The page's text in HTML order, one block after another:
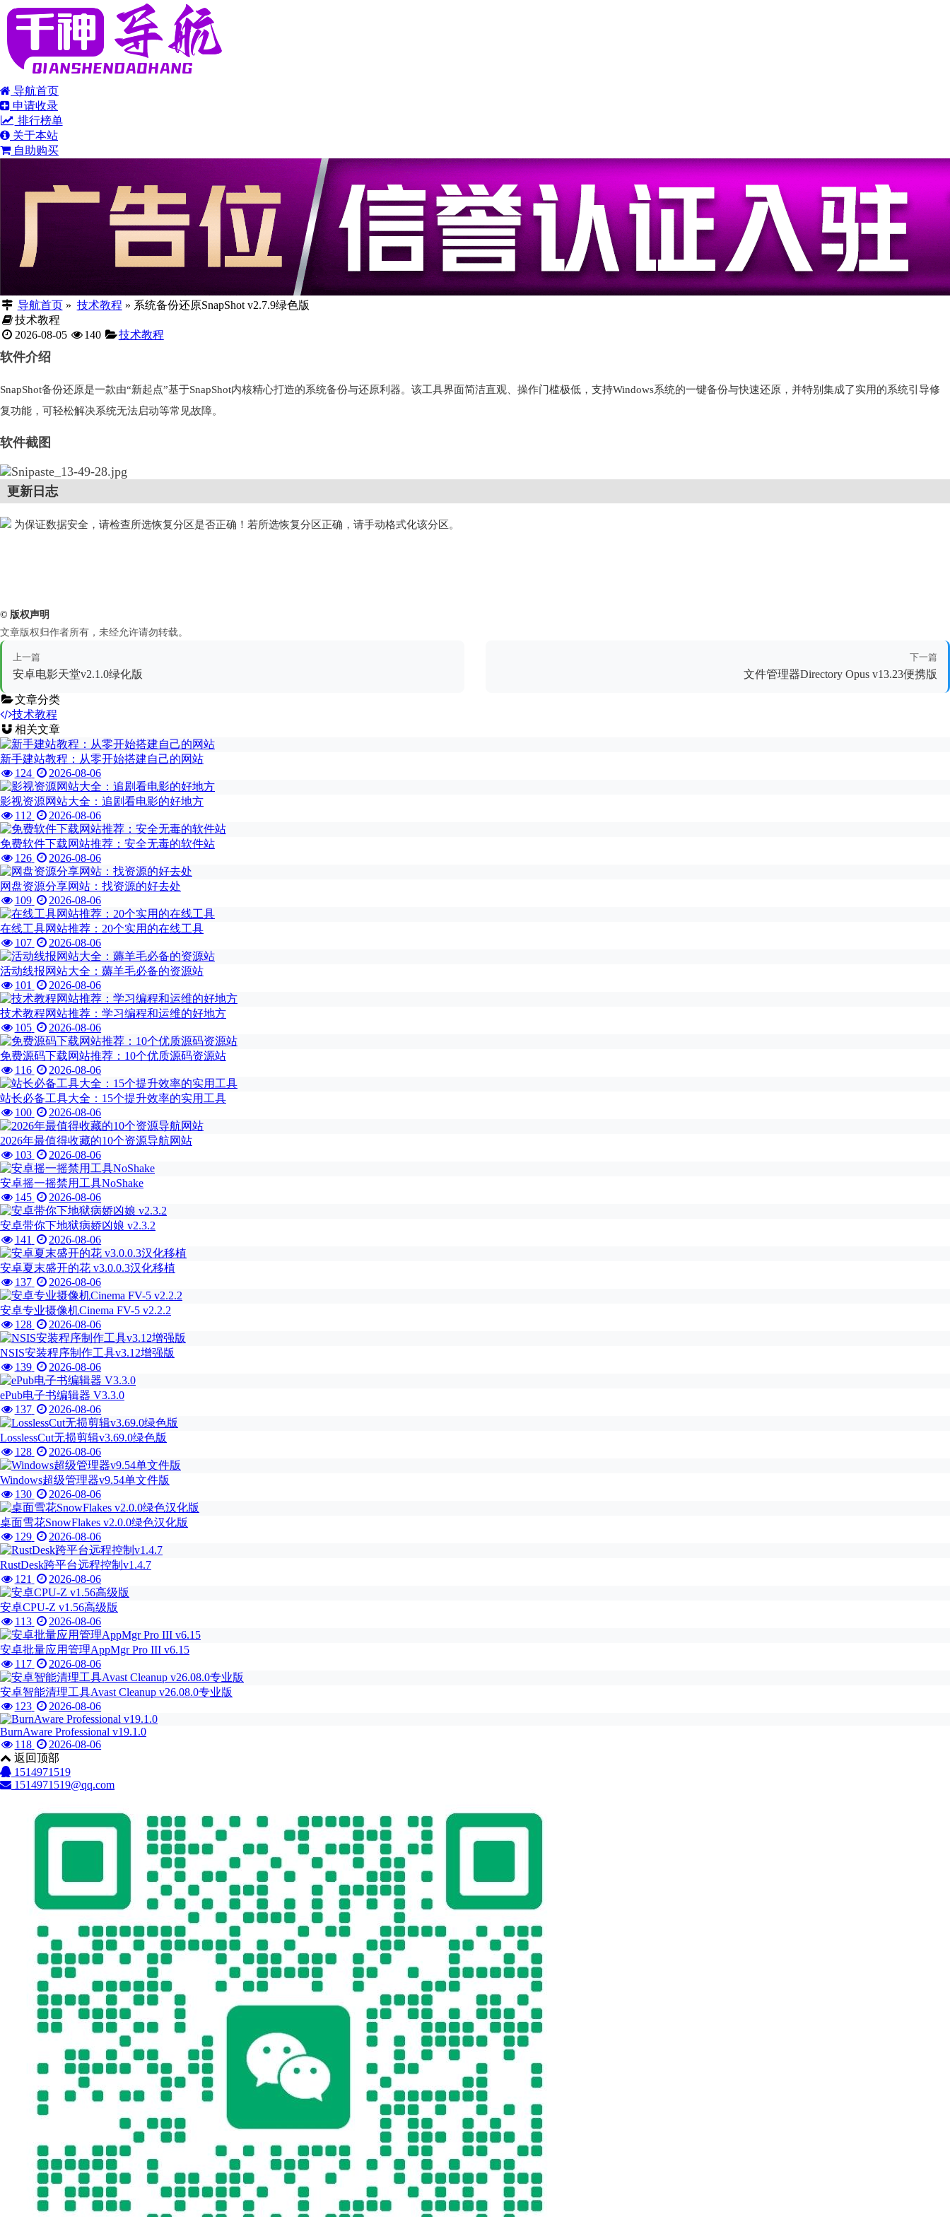
导航首页
申请收录
排行榜单
关于本站
自助购买
导航首页» 技术教程 » 系统备份还原SnapShot v2.7.9绿色版
技术教程
2026-08-05
140 技术教程
软件介绍
SnapShot备份还原是一款由“新起点”基于SnapShot内核精心打造的系统备份与还原利器。该工具界面简洁直观、操作门槛极低，支持Windows系统的一键备份与快速还原，并特别集成了实用的系统引导修
复功能，可轻松解决系统无法启动等常见故障。
软件截图
更新日志
为保证数据安全，请检查所选恢复分区是否正确！若所选恢复分区正确，请手动格式化该分区。
© 版权声明
文章版权归作者所有，未经允许请勿转载。
上一篇
安卓电影天堂v2.1.0绿化版
下一篇
文件管理器Directory Opus v13.23便携版
文章分类
技术教程
相关文章
新手建站教程：从零开始搭建自己的网站
124
2026-08-06
影视资源网站大全：追剧看电影的好地方
112
2026-08-06
免费软件下载网站推荐：安全无毒的软件站
126
2026-08-06
网盘资源分享网站：找资源的好去处
109
2026-08-06
在线工具网站推荐：20个实用的在线工具
107
2026-08-06
活动线报网站大全：薅羊毛必备的资源站
101
2026-08-06
技术教程网站推荐：学习编程和运维的好地方
105
2026-08-06
免费源码下载网站推荐：10个优质源码资源站
116
2026-08-06
站长必备工具大全：15个提升效率的实用工具
100
2026-08-06
2026年最值得收藏的10个资源导航网站
103
2026-08-06
安卓摇一摇禁用工具NoShake
145
2026-08-06
安卓带你下地狱病娇凶娘 v2.3.2
141
2026-08-06
安卓夏末盛开的花 v3.0.0.3汉化移植
137
2026-08-06
安卓专业摄像机Cinema FV-5 v2.2.2
128
2026-08-06
NSIS安装程序制作工具v3.12增强版
139
2026-08-06
ePub电子书编辑器 V3.3.0
137
2026-08-06
LosslessCut无损剪辑v3.69.0绿色版
128
2026-08-06
Windows超级管理器v9.54单文件版
130
2026-08-06
桌面雪花SnowFlakes v2.0.0绿色汉化版
129
2026-08-06
RustDesk跨平台远程控制v1.4.7
121
2026-08-06
安卓CPU-Z v1.56高级版
113
2026-08-06
安卓批量应用管理AppMgr Pro III v6.15
117
2026-08-06
安卓智能清理工具Avast Cleanup v26.08.0专业版
123
2026-08-06
BurnAware Professional v19.1.0
118
2026-08-06
返回顶部
1514971519
1514971519@qq.com